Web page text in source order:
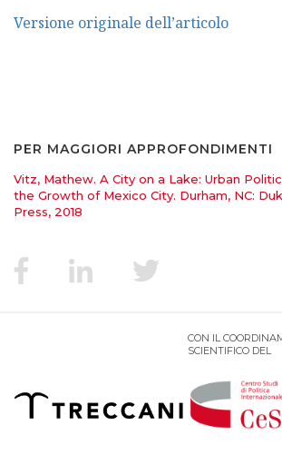
Versione originale dell’articolo
PER MAGGIORI APPROFONDIMENTI
Vitz, Mathew. A City on a Lake: Urban
the Growth of Mexico City. Durham, NC:
Press, 2018
CON IL
SCIENTIFICO DEL